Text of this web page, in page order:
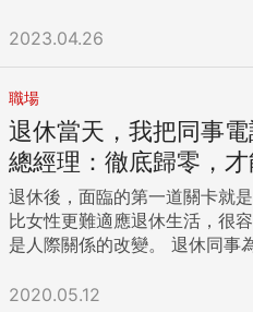
2023.04.26
職場
退休當天，我把同事
總經理：徹底歸零，
退休後，面臨的第一道關卡就
比女性更難適應退休生活，很
是人際關係的改變。 退休同事為什麼頻頻回公司找同事聊天，
旦退休，同事可能還在職，彼
2020.05.12